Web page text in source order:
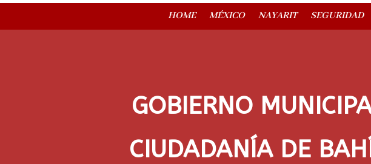
HOME MÉXICO NAYARIT SEGURIDAD
GOBIERNO
CIUDADANÍA DE